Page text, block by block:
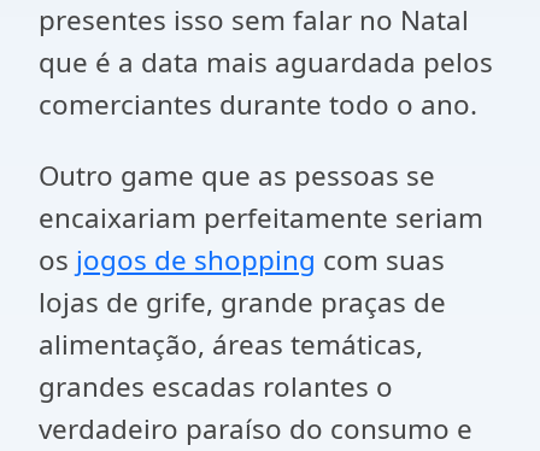
presentes isso sem falar no Natal
que é a data mais aguardada pelos
comerciantes durante todo o ano.
Outro game que as pessoas se
encaixariam perfeitamente seriam
os jogos de shopping com suas
lojas de grife, grande praças de
alimentação, áreas temáticas,
grandes escadas rolantes o
verdadeiro paraíso do consumo e